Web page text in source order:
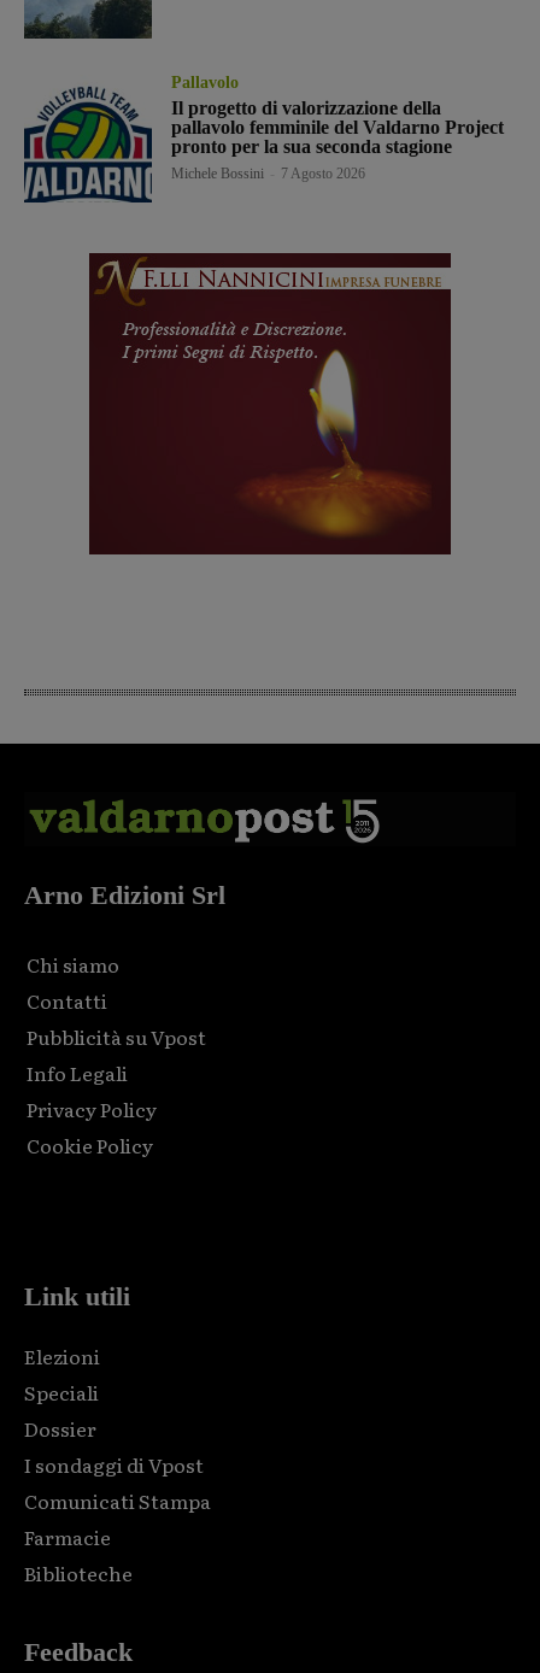
Pallavolo
Il progetto di valorizzazione della
pallavolo femminile del Valdarno Project
pronto per la sua seconda stagione
Michele Bossini 7 Agosto 2026
Arno Edizioni Srl
Chi siamo
Contatti
Pubblicità su Vpost
Info Legali
Privacy Policy
Cookie Policy
Link utili
Elezioni
Speciali
Dossier
I sondaggi di Vpost
Comunicati Stampa
Farmacie
Biblioteche
Feedback